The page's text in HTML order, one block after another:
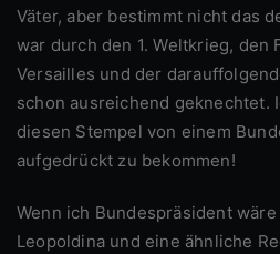
Väter, aber bestimmt nicht das
war durch den 1. Weltkrieg, den
Versailles und der
schon ausreichend geknechtet.
diesen Stempel von einem
aufgedrückt zu bekommen!
Wenn ich Bundespräsident wäre und Schirmherr der
Leopoldina und eine ähnliche